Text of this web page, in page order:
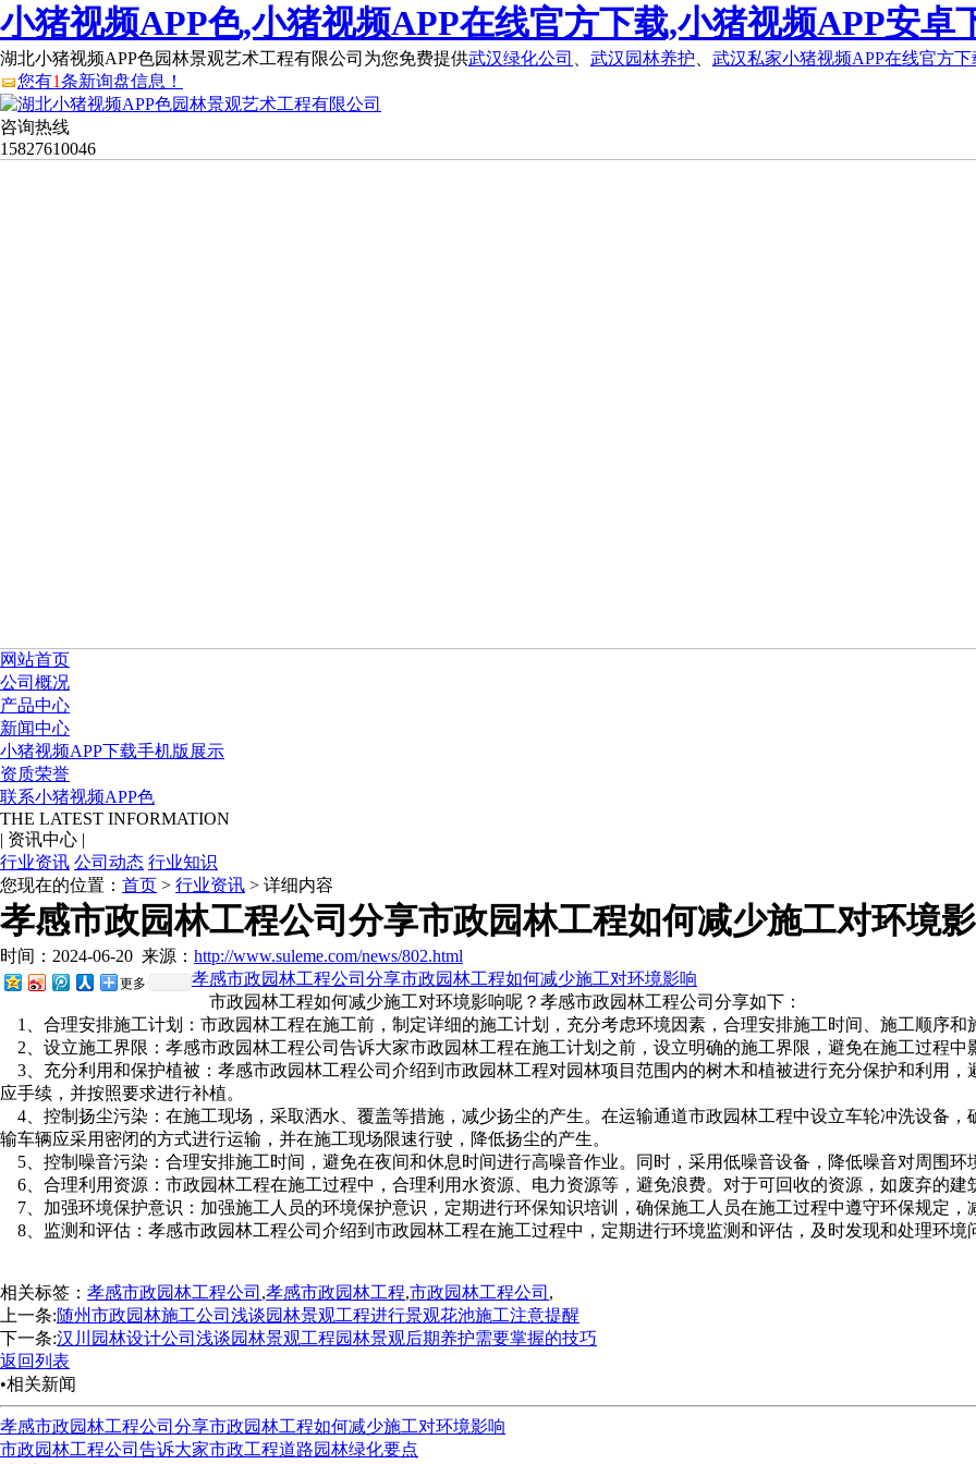
小猪视频APP色,小猪视频APP在线官方下载,小猪视频APP安卓
湖北小猪视频APP色园林景观艺术工程有限公司为您免费提供武汉绿化公司 武汉园林养护
武汉私家小猪视频APP在线官方
您有1条新询盘信息！
咨询热线
15827610046
网站首页
公司概况
产品中心
新闻中心
小猪视频APP下载手机版展示
资质荣誉
联系小猪视频APP色
THE LATEST INFORMATION
| 资讯中心 |
行业资讯 公司动态 行业知识
您现在的位置： 首页 > 行业资讯 > 详细内容
孝感市政园林工程公司分享市政园林工程如何减少施工对环境
时间：2024-06-20 来源： http://www.suleme.com/news/802.html
更多
孝感市政园林工程公司分享市政园林工程如何减少施工对环境影响
市政园林工程如何减少施工对环境影响呢？孝感市政园林工程公司分享如下：
1、合理安排施工计划：市政园林工程在施工前，制定详细的施工计划，充分考虑环境因素，合理安排施工时间、施工顺序和
2、设立施工界限：孝感市政园林工程公司告诉大家市政园林工程在施工计划之前，设立明确的施工界限，避免在施工过程
3、充分利用和保护植被：孝感市政园林工程公司介绍到市政园林工程对园林项目范围内的树木和植被进行充分保护和利用，
应手续，并按照要求进行补植。
4、控制扬尘污染：在施工现场，采取洒水、覆盖等措施，减少扬尘的产生。在运输通道市政园林工程中设立车轮冲洗设备
输车辆应采用密闭的方式进行运输，并在施工现场限速行驶，降低扬尘的产生。
5、控制噪音污染：合理安排施工时间，避免在夜间和休息时间进行高噪音作业。同时，采用低噪音设备，降低噪音对周围环
6、合理利用资源：市政园林工程在施工过程中，合理利用水资源、电力资源等，避免浪费。对于可回收的资源，如废弃的建
7、加强环境保护意识：加强施工人员的环境保护意识，定期进行环保知识培训，确保施工人员在施工过程中遵守环保规定，
8、监测和评估：孝感市政园林工程公司介绍到市政园林工程在施工过程中，定期进行环境监测和评估，及时发现和处理环境
相关标签： 孝感市政园林工程公司 ,孝感市政园林工程,市政园林工程公司 ,
上一条:随州市政园林施工公司浅谈园林景观工程进行景观花池施工注意提醒
下一条:汉川园林设计公司浅谈园林景观工程园林景观后期养护需要掌握的技巧
返回列表
•相关新闻
孝感市政园林工程公司分享市政园林工程如何减少施工对环境影响
市政园林工程公司告诉大家市政工程道路园林绿化要点